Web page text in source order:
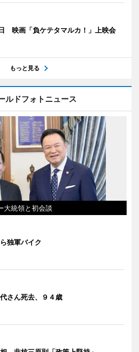
映画「負ケテタマルカ！」上映会
もっと見る
ルドフォトニュース
大統領と初会談
独軍バイク
さん死去、９４歳